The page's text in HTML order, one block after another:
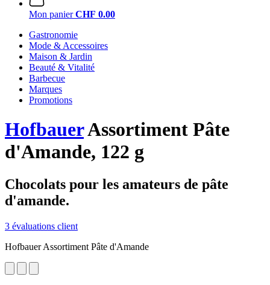
Mon panier CHF 0.00
Gastronomie
Mode & Accessoires
Maison & Jardin
Beauté & Vitalité
Barbecue
Marques
Promotions
HofbauerAssortiment Pâte
d'Amande, 122 g
Chocolats pour les amateurs de pâte
d'amande.
3 évaluations client
Hofbauer Assortiment Pâte d'Amande